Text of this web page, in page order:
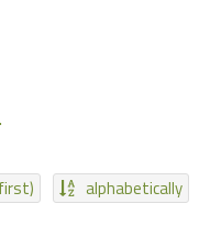
alphabetically